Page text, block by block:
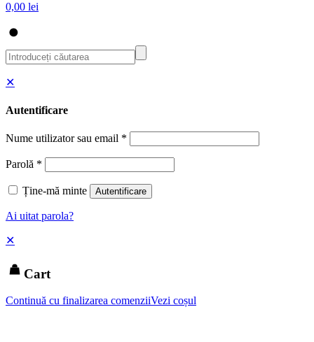
0,00 lei
✕
Autentificare
Nume utilizator sau email *
Parolă *
Ține-mă minte Autentificare
Ai uitat parola?
✕
Cart
Continuă cu finalizarea comenziiVezi coșul